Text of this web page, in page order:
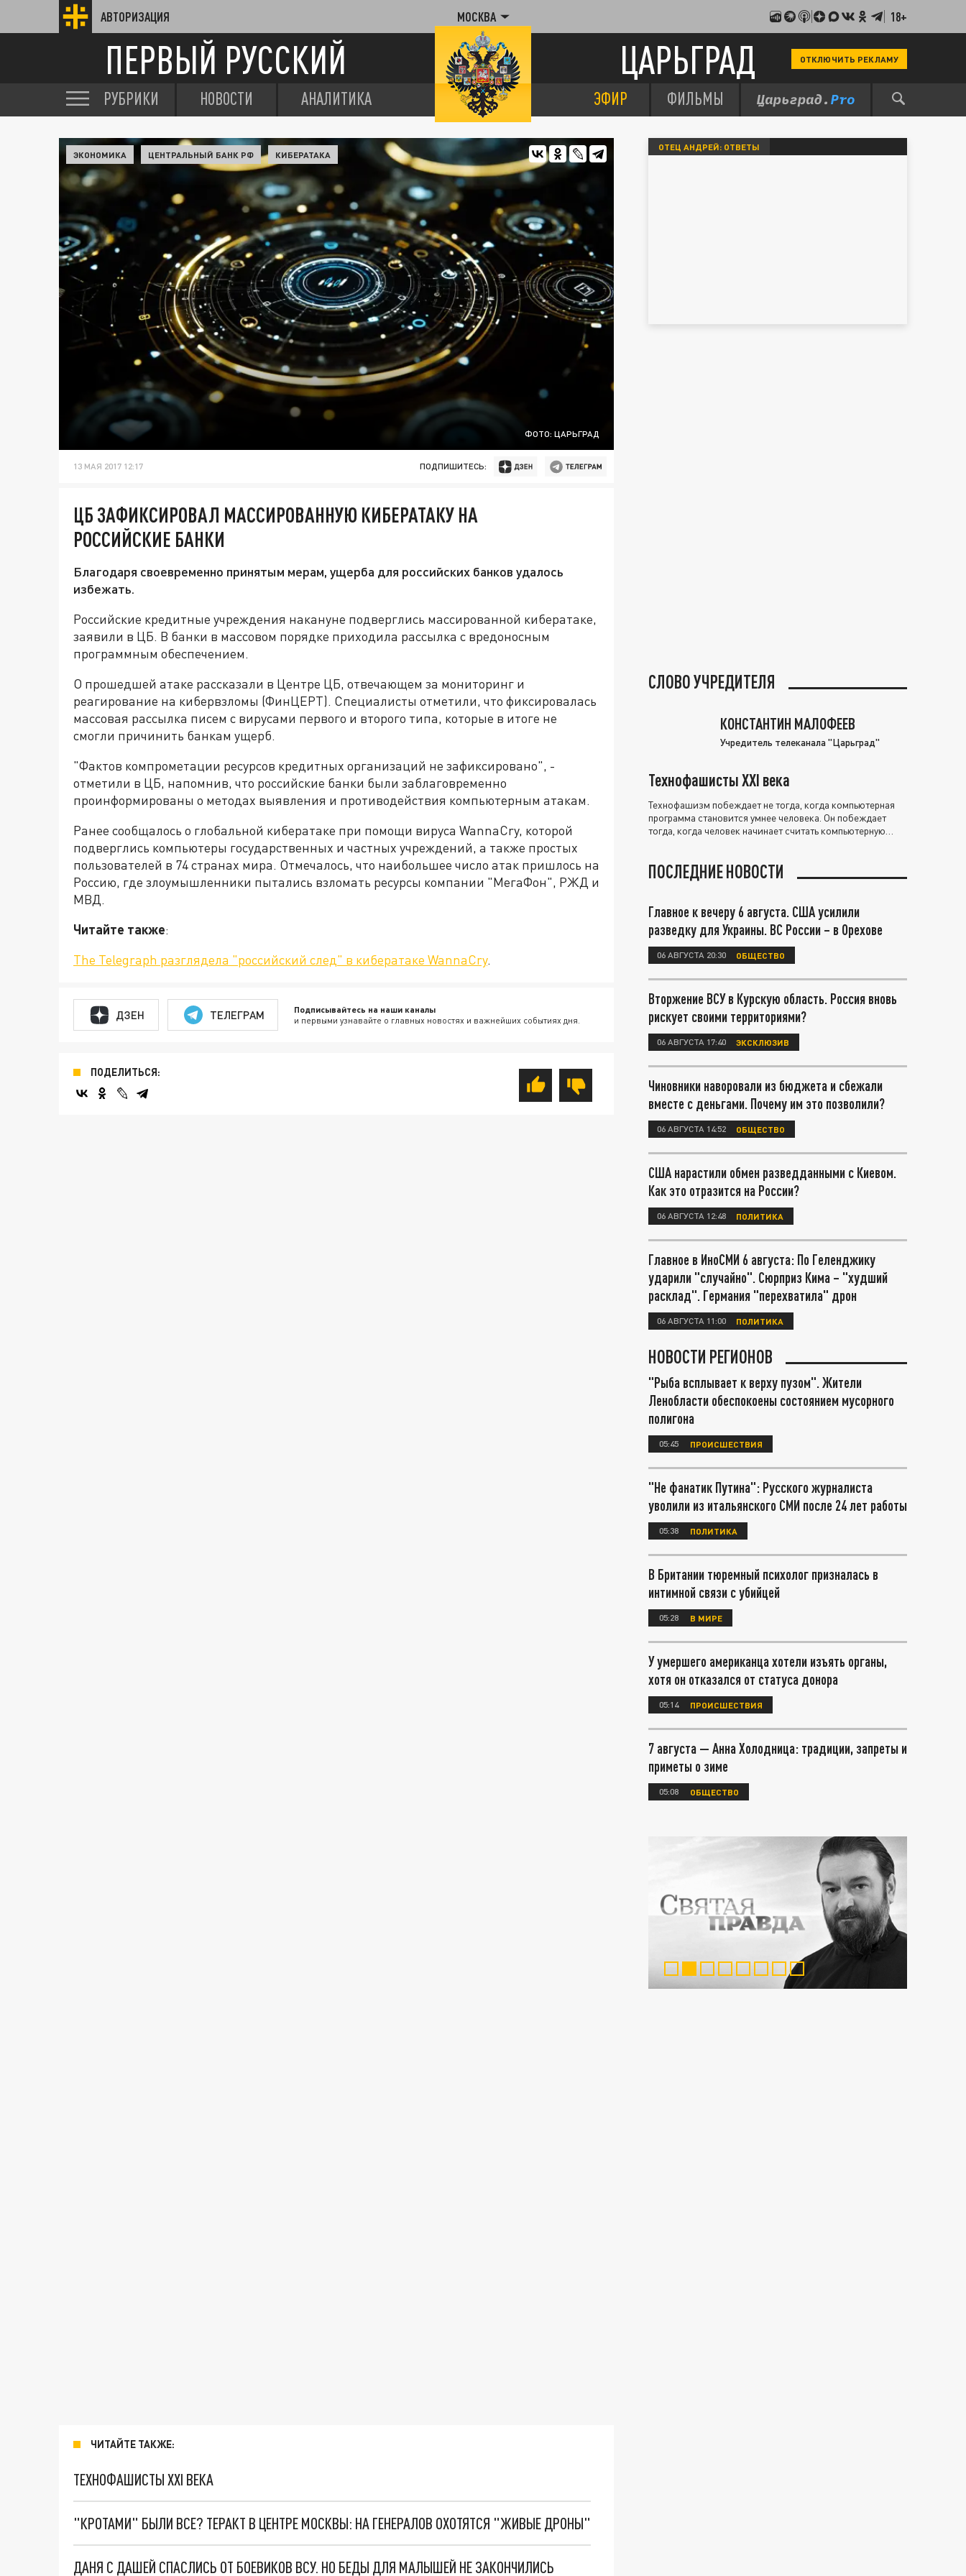
АВТОРИЗАЦИЯ МОСКВА 18+
ПЕРВЫЙ РУССКИЙ ЦАРЬГРАД ОТКЛЮЧИТЬ РЕКЛАМУ
РУБРИКИ НОВОСТИ АНАЛИТИКА ЭФИР ФИЛЬМЫ
ФОТО: ЦАРЬГРАД
ЭКОНОМИКА ЦЕНТРАЛЬНЫЙ БАНК РФ КИБЕРАТАКА
13 МАЯ 2017 12:17 ПОДПИШИТЕСЬ:
ЦБ ЗАФИКСИРОВАЛ МАССИРОВАННУЮ КИБЕРАТАКУ НА
РОССИЙСКИЕ БАНКИ
Благодаря своевременно принятым мерам, ущерба для российских банков удалось
избежать.
Российские кредитные учреждения накануне подверглись массированной кибератаке,
заявили в ЦБ. В банки в массовом порядке приходила рассылка с вредоносным
программным обеспечением.
О прошедшей атаке рассказали в Центре ЦБ, отвечающем за мониторинг и
реагирование на кибервзломы (ФинЦЕРТ). Специалисты отметили, что фиксировалась
массовая рассылка писем с вирусами первого и второго типа, которые в итоге не
смогли причинить банкам ущерб.
"Фактов компрометации ресурсов кредитных организаций не зафиксировано", -
отметили в ЦБ, напомнив, что российские банки были заблаговременно
проинформированы о методах выявления и противодействия компьютерным атакам.
Ранее сообщалось о глобальной кибератаке при помощи вируса WannaCry, которой
подверглись компьютеры государственных и частных учреждений, а также простых
пользователей в 74 странах мира. Отмечалось, что наибольшее число атак пришлось на
Россию, где злоумышленники пытались взломать ресурсы компании "МегаФон", РЖД и
МВД.
Читайте также:
The Telegraph разглядела "российский след" в кибератаке WannaCry.
ДЗЕН ТЕЛЕГРАМ Подписывайтесь на наши каналы
и первыми узнавайте о главных новостях и важнейших событиях дня.
ПОДЕЛИТЬСЯ:
ЧИТАЙТЕ ТАКЖЕ:
ТЕХНОФАШИСТЫ XXI ВЕКА
"КРОТАМИ" БЫЛИ ВСЕ? ТЕРАКТ В ЦЕНТРЕ МОСКВЫ: НА ГЕНЕРАЛОВ ОХОТЯТСЯ "ЖИВЫЕ ДРОНЫ"
ДАНЯ С ДАШЕЙ СПАСЛИСЬ ОТ БОЕВИКОВ ВСУ. НО БЕДЫ ДЛЯ МАЛЫШЕЙ НЕ ЗАКОНЧИЛИСЬ
ОТЕЦ АНДРЕЙ: ОТВЕТЫ
СЛОВО УЧРЕДИТЕЛЯ
КОНСТАНТИН МАЛОФЕЕВ
Учредитель телеканала "Царьград"
Технофашисты XXI века
Технофашизм побеждает не тогда, когда компьютерная
программа становится умнее человека. Он побеждает
тогда, когда человек начинает считать компьютерную
ПОСЛЕДНИЕ НОВОСТИ
Главное к вечеру 6 августа. США усилили
разведку для Украины. ВС России – в Орехове
06 АВГУСТА 20:30 ОБЩЕСТВО
Вторжение ВСУ в Курскую область. Россия вновь
рискует своими территориями?
06 АВГУСТА 17:40 ЭКСКЛЮЗИВ
Чиновники наворовали из бюджета и сбежали
вместе с деньгами. Почему им это позволили?
06 АВГУСТА 14:52 ОБЩЕСТВО
США нарастили обмен разведданными с Киевом.
Как это отразится на России?
06 АВГУСТА 12:48 ПОЛИТИКА
Главное в ИноСМИ 6 августа: По Геленджику
ударили "случайно". Сюрприз Кима – "худший
расклад". Германия "перехватила" дрон
06 АВГУСТА 11:00 ПОЛИТИКА
НОВОСТИ РЕГИОНОВ
"Рыба всплывает к верху пузом". Жители
Ленобласти обеспокоены состоянием мусорного
полигона
05:45 ПРОИСШЕСТВИЯ
"Не фанатик Путина": Русского журналиста
уволили из итальянского СМИ после 24 лет работы
05:38 ПОЛИТИКА
В Британии тюремный психолог призналась в
интимной связи с убийцей
05:28 В МИРЕ
У умершего американца хотели изъять органы,
хотя он отказался от статуса донора
05:14 ПРОИСШЕСТВИЯ
7 августа — Анна Холодница: традиции, запреты и
приметы о зиме
05:08 ОБЩЕСТВО